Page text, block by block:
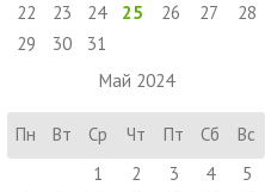
22
23 24 25 26 27
28
29
30 31
Май 2024
Пн Вт Ср Чт Пт Сб
Вс
1
2 3 4
5